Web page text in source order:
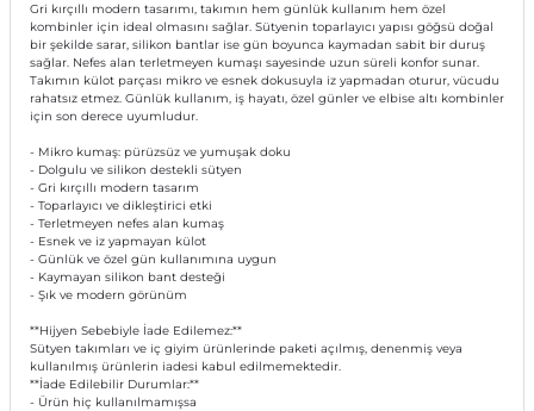
Gri kırçıllı modern tasarımı, takımın hem günlük kullanım hem özel
kombinler için ideal olmasını sağlar. Sütyenin toparlayıcı yapısı göğsü doğal
bir şekilde sarar, silikon bantlar ise gün boyunca kaymadan sabit bir duruş
sağlar. Nefes alan terletmeyen kumaşı sayesinde uzun süreli konfor sunar.
Takımın külot parçası mikro ve esnek dokusuyla iz yapmadan oturur, vücudu
rahatsız etmez. Günlük kullanım, iş hayatı, özel günler ve elbise altı kombinler
için son derece uyumludur.
- Mikro kumaş: pürüzsüz ve yumuşak doku
- Dolgulu ve silikon destekli sütyen
- Gri kırçıllı modern tasarım
- Toparlayıcı ve dikleştirici etki
- Terletmeyen nefes alan kumaş
- Esnek ve iz yapmayan külot
- Günlük ve özel gün kullanımına uygun
- Kaymayan silikon bant desteği
- Şık ve modern görünüm
**Hijyen Sebebiyle İade Edilemez:**
Sütyen takımları ve iç giyim ürünlerinde paketi açılmış, denenmiş veya
kullanılmış ürünlerin iadesi kabul edilmemektedir.
**İade Edilebilir Durumlar:**
- Ürün hiç kullanılmamışsa